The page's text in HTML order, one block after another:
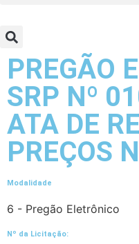
PREGÃO
SRP Nº
ATA DE
PREÇOS
Modalidade
6 - Pregão Eletrônico
Nº da Licitação: ​​